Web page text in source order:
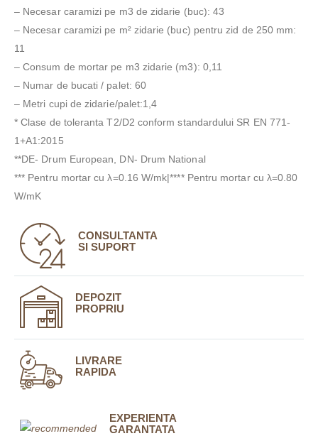
– Necesar caramizi pe m3 de zidarie (buc): 43
– Necesar caramizi pe m² zidarie (buc) pentru zid de 250 mm:
11
– Consum de mortar pe m3 zidarie (m3): 0,11
– Numar de bucati / palet: 60
– Metri cupi de zidarie/palet:1,4
* Clase de toleranta T2/D2 conform standardului SR EN 771-
1+A1:2015
**DE- Drum European, DN- Drum National
*** Pentru mortar cu λ=0.16 W/mk|**** Pentru mortar cu λ=0.80
W/mK
CONSULTANTA
SI SUPORT
DEPOZIT
PROPRIU
LIVRARE
RAPIDA
EXPERIENTA
GARANTATA